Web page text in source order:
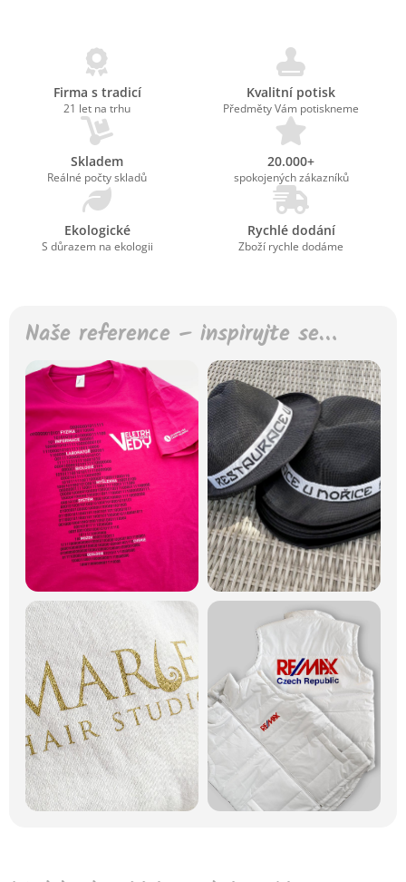
Firma s tradicí
21 let na trhu
Kvalitní potisk
Předměty Vám potiskneme
Skladem
Reálné počty skladů
20.000+
spokojených zákazníků
Ekologické
S důrazem na ekologii
Rychlé dodání
Zboží rychle dodáme
Naše reference – inspirujte se…